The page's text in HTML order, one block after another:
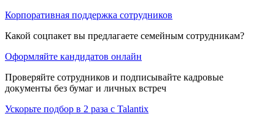
Корпоративная поддержка сотрудников
Какой соцпакет вы предлагаете семейным сотрудникам?
Оформляйте кандидатов онлайн
Проверяйте сотрудников и подписывайте кадровые
документы без бумаг и личных встреч
Ускорьте подбор в 2 раза с Talantix